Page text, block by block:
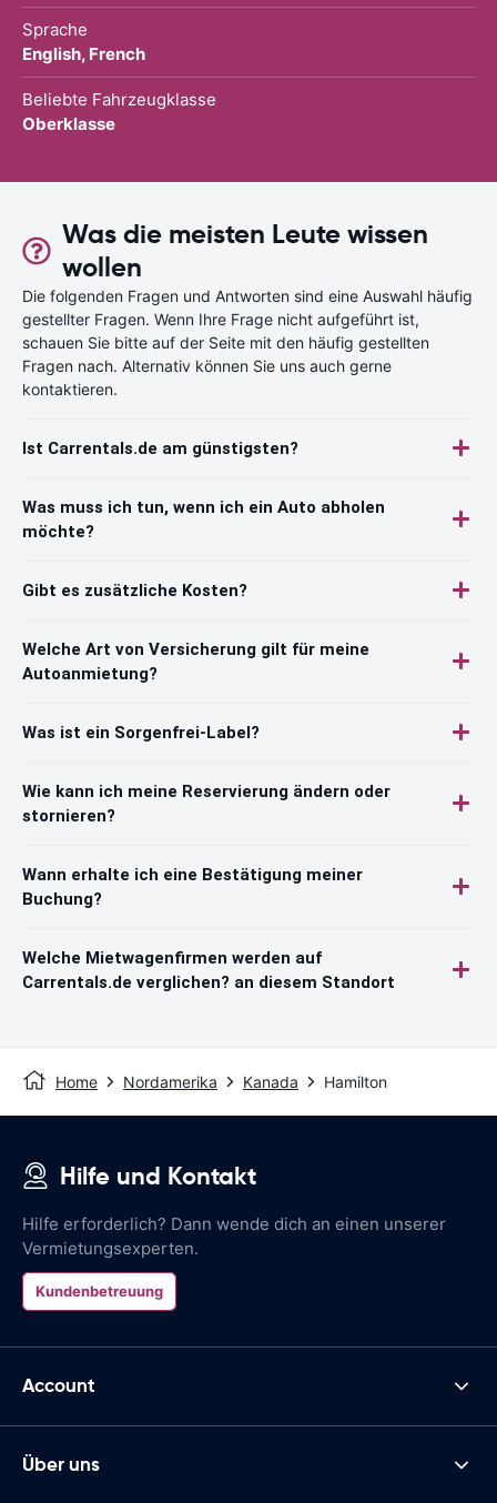
Sprache
English, French
Beliebte Fahrzeugklasse
Oberklasse
Was die meisten Leute wissen
wollen
Die folgenden Fragen und Antworten sind eine Auswahl häufig
gestellter Fragen. Wenn Ihre Frage nicht aufgeführt ist,
schauen Sie bitte auf der Seite mit den häufig gestellten
Fragen nach. Alternativ können Sie uns auch gerne
kontaktieren.
Ist Carrentals.de am günstigsten?
Was muss ich tun, wenn ich ein Auto abholen
möchte?
Gibt es zusätzliche Kosten?
Welche Art von Versicherung gilt für meine
Autoanmietung?
Was ist ein Sorgenfrei-Label?
Wie kann ich meine Reservierung ändern oder
stornieren?
Wann erhalte ich eine Bestätigung meiner
Buchung?
Welche Mietwagenfirmen werden auf
Carrentals.de verglichen? an diesem Standort
Home Nordamerika Kanada Hamilton
Hilfe und Kontakt
Hilfe erforderlich? Dann wende dich an einen unserer
Vermietungsexperten.
Kundenbetreuung
Account
Über uns